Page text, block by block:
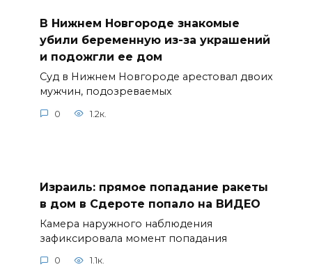
В Нижнем Новгороде знакомые
убили беременную из-за украшений
и подожгли ее дом
Суд в Нижнем Новгороде арестовал двоих
мужчин, подозреваемых
0 1.2к.
Израиль: прямое попадание ракеты
в дом в Сдероте попало на ВИДЕО
Камера наружного наблюдения
зафиксировала момент попадания
0 1.1к.